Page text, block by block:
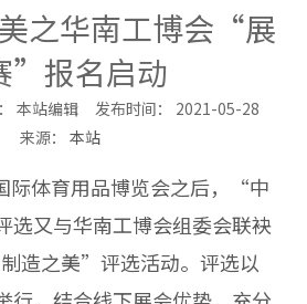
之华南工博会“展
”报名启动
本站编辑 发布时间： 2021-05-28
来源： 本站
际体育用品博览会之后，“中
又与华南工博会组委会联袂
制造之美”评选活动。评选以